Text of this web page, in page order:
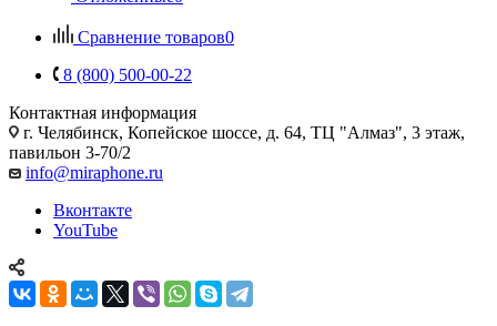
Сравнение товаров0
8 (800) 500-00-22
Контактная информация
г. Челябинск, Копейское шоссе, д. 64, ТЦ "Алмаз", 3 этаж,
павильон 3-70/2
info@miraphone.ru
Вконтакте
YouTube